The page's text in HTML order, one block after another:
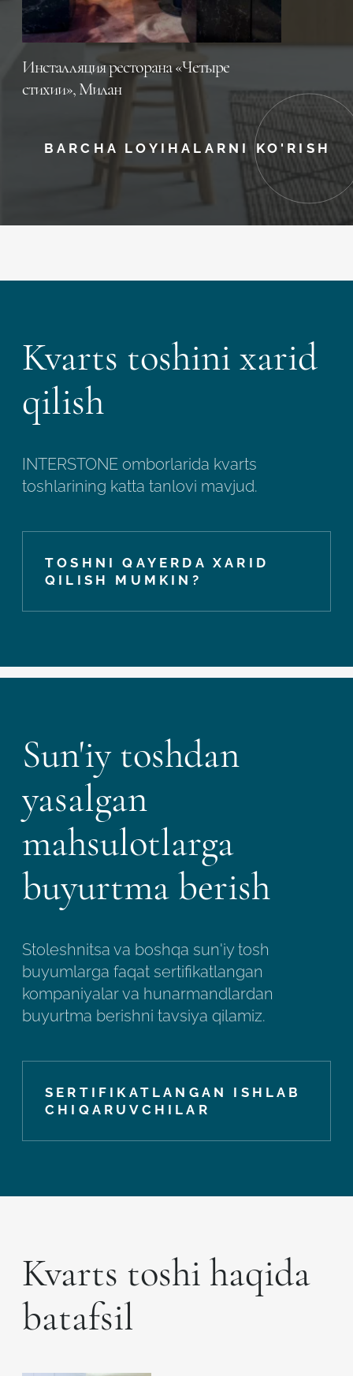
Инсталляция ресторана «Четыре
стихии», Милан
BARCHA LOYIHALARNI KO'RISH
Kvarts toshini xarid
qilish
INTERSTONE omborlarida kvarts
toshlarining katta tanlovi mavjud.
TOSHNI QAYERDA XARID
QILISH MUMKIN?
Sun'iy toshdan
yasalgan
mahsulotlarga
buyurtma berish
Stoleshnitsa va boshqa sun'iy tosh
buyumlarga faqat sertifikatlangan
kompaniyalar va hunarmandlardan
buyurtma berishni tavsiya qilamiz.
SERTIFIKATLANGAN ISHLAB
CHIQARUVCHILAR
Kvarts toshi haqida
batafsil